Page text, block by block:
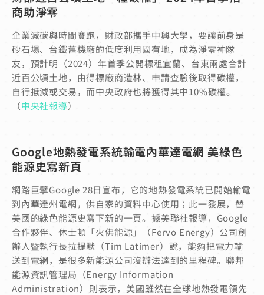
商助淨零
企業減碳與時間賽跑，財政部攜手中興大學，要讓前身是
砂石場、台鐵舊機廠的低度利用國有地，成為淨零神隊
友，預計明（2024）年首季公開標租宜蘭、台東兩處合計
近百公頃土地，由得標廠商造林、申請查驗後取得碳權，
自行抵減或交易，而中央政府也將獲得其中10%碳權。
（中央社報導）
Google地熱發電系統輸電內華達電網 美綠色
能源史寫新頁
網路巨擘Google 28日宣布，它的地熱發電系統已開始輸電
到內華達州電網，供自家的資料中心使用；此一發展，替
美國的綠色能源史寫下新的一頁。據美聯社報導，Google
合作夥伴、休士頓「火佛能源」（Fervo Energy）公司創
辦人暨執行長拉提默（Tim Latimer）說，能夠把電力輸
送到電網，是很多新能源公司沒辦法達到的里程碑。聯邦
能源資訊管理局（Energy Information
Administration）則表示，美國雖然在全球地熱發電領先